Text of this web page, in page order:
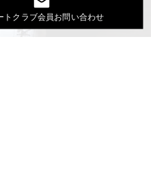
ロフィール
トクラブ会員お問い合わせ